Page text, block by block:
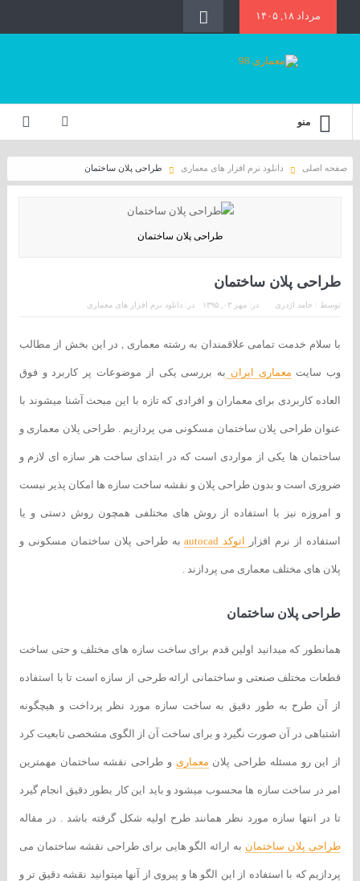
مرداد ۱۸, ۱۴۰۵
منو
صفحه اصلی دانلود نرم افزار های معماری طراحی پلان ساختمان
طراحی پلان ساختمان
طراحی پلان ساختمان
توسط : حامد اژدری در: مهر ۰۳, ۱۳۹۵ در: دانلود نرم افزار های معماری
با سلام خدمت تمامی علاقمندان به رشته معماری , در این بخش از مطالب
وب سایت معماری ایران به بررسی یکی از موضوعات پر کاربرد و فوق
العاده کاربردی برای معماران و افرادی که تازه با این مبحث آشنا میشوند با
عنوان طراحی پلان ساختمان مسکونی می پردازیم . طراحی پلان معماری و
ساختمان ها یکی از مواردی است که در ابتدای ساخت هر سازه ای لازم و
ضروری است و بدون طراحی پلان و نقشه ساخت سازه ها امکان پذیر نیست
و امروزه نیز با استفاده از روش های مختلفی همچون روش دستی و یا
استفاده از نرم افزار اتوکد autocad به طراحی پلان ساختمان مسکونی و
پلان های مختلف معماری می پردازند .
طراحی پلان ساختمان
همانطور که میدانید اولین قدم برای ساخت سازه های مختلف و حتی ساخت
قطعات مختلف صنعتی و ساختمانی ارائه طرحی از سازه است تا با استفاده
از آن طرح به طور دقیق به ساخت سازه مورد نظر پرداخت و هیچگونه
اشتباهی در آن صورت نگیرد و برای ساخت آن از الگوی مشخصی تابعیت کرد
از این رو مسئله طراحی پلان معماری و طراحی نقشه ساختمان مهمترین
امر در ساخت سازه ها محسوب میشود و باید این کار بطور دقیق انجام گیرد
تا در انتها سازه مورد نظر همانند طرح اولیه شکل گرفته باشد . در مقاله
طراحی پلان ساختمان به ارائه الگو هایی برای طراحی نقشه ساختمان می
پردازیم که با استفاده از این الگو ها و پیروی از آنها میتوانید نقشه دقیق تر و